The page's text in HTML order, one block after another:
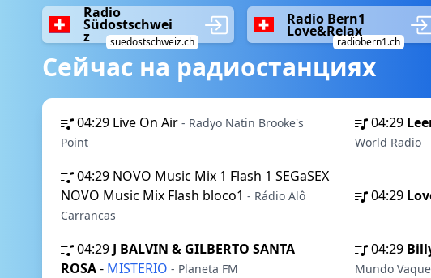
Radio
Südostschwei
z suedostschweiz.ch
Radio Bern1
Love&Relax
radiobern1.ch
Сейчас на радиостанциях
04:29 Live On Air - Radyo Natin Brooke's
Point
04:29
World Radio
04:29 NOVO Music Mix 1 Flash 1 SEGaSEX
NOVO Music Mix Flash bloco1 - Rádio Alô
Carrancas
04:29
04:29 J BALVIN & GILBERTO SANTA
ROSA- MISTERIO - Planeta FM
04:29
Mundo